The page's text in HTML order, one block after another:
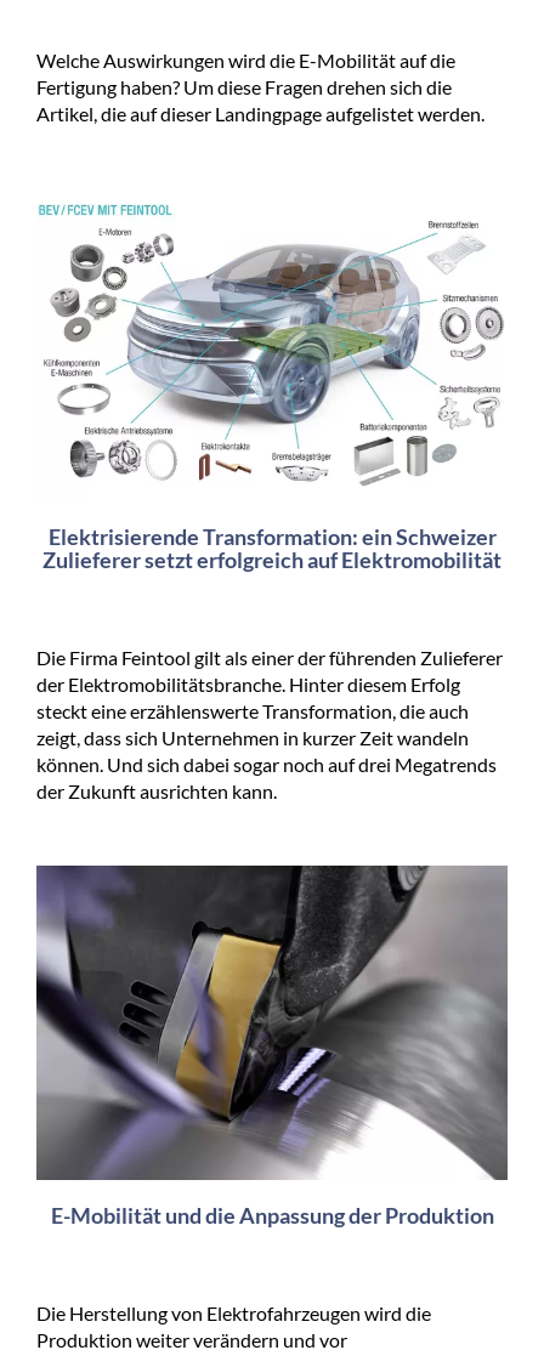
Welche Auswirkungen wird die E-Mobilität auf die
Fertigung haben? Um diese Fragen drehen sich die
Artikel, die auf dieser Landingpage aufgelistet werden.
Elektrisierende Transformation: ein Schweizer
Zulieferer setzt erfolgreich auf Elektromobilität
Die Firma Feintool gilt als einer der führenden Zulieferer
der Elektromobilitätsbranche. Hinter diesem Erfolg
steckt eine erzählenswerte Transformation, die auch
zeigt, dass sich Unternehmen in kurzer Zeit wandeln
können. Und sich dabei sogar noch auf drei Megatrends
der Zukunft ausrichten kann.
E-Mobilität und die Anpassung der Produktion
Die Herstellung von Elektrofahrzeugen wird die
Produktion weiter verändern und vor